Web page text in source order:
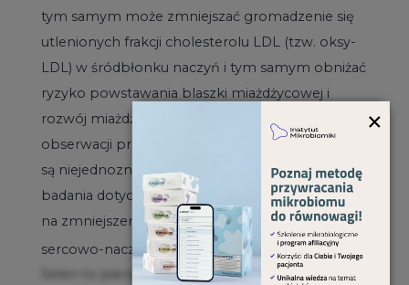
tym samym może zmniejszać gromadzenie się
utlenionych frakcji cholesterolu LDL (tzw. oksy-
LDL) w śródbłonku naczyń i tym samym obniżać
ryzyko powstawania blaszki miażdżycowej i
rozwój miażdżycy naczyń. Jednakże wyniki
obserwacji przeprowadzonych w tym zakresie
są niejednoznaczne i potrzebne są dalsze
badania dotyczące wpływu suplementacji selenu
na zmniejszenie ryzyka rozwoju chorób
sercowo-naczyniowych
Selen to pierwiastek śladowy o kluczowym
×